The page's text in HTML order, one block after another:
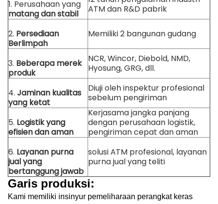
1. Perusahaan yang
matang dan stabil
ATM dan R&D pabrik
2. Persediaan
Berlimpah
Memiliki 2 bangunan gudang
3. Beberapa merek
produk
NCR, Wincor, Diebold, NMD,
Hyosung, GRG, dll.
4. Jaminan kualitas
yang ketat
Diuji oleh inspektur profesional
sebelum pengiriman
5. Logistik yang
efisien dan aman
Kerjasama jangka panjang
dengan perusahaan logistik,
pengiriman cepat dan aman
6. Layanan purna
jual yang
bertanggung jawab
solusi ATM profesional, layanan
purna jual yang teliti
Garis produksi:
Kami memiliki insinyur pemeliharaan perangkat keras